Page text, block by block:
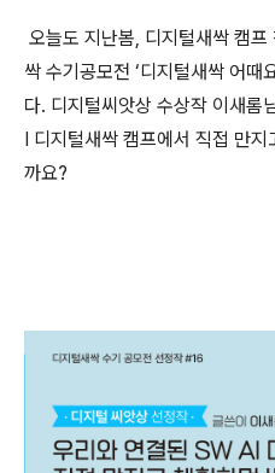
오늘도 지난봄, 디지털새싹 캠
싹 수기공모전 ‘디지털새싹 어때
다. 디지털씨앗상 수상작 이새롬
I 디지털새싹 캠프에서 직접 만지
까요?